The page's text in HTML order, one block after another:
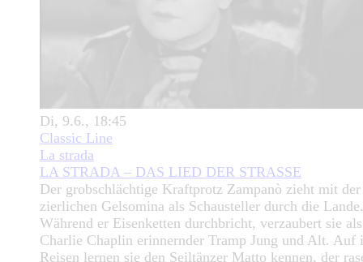
Di, 9.6., 18:45
Classic Line
La strada
LA STRADA – DAS LIED DER STRASSE
Der grobschlächtige Kraftprotz Zampanò zieht mit der
zierlichen Gelsomina als Schausteller durch die Lande.
Während er Eisenketten durchbricht, verzaubert sie
Charlie Chaplin erinnernder Tramp Jung und Alt. Auf
Reisen lernen sie den Seiltänzer Matto kennen, der